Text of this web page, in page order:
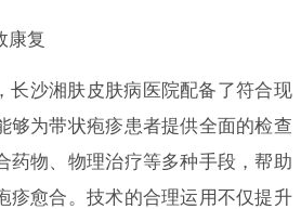
康复
长沙湘肤皮肤病医院配备了符合现
够为带状疱疹患者提供全面的检查
药物、物理治疗等多种手段，帮助
疹愈合。技术的合理运用不仅提升